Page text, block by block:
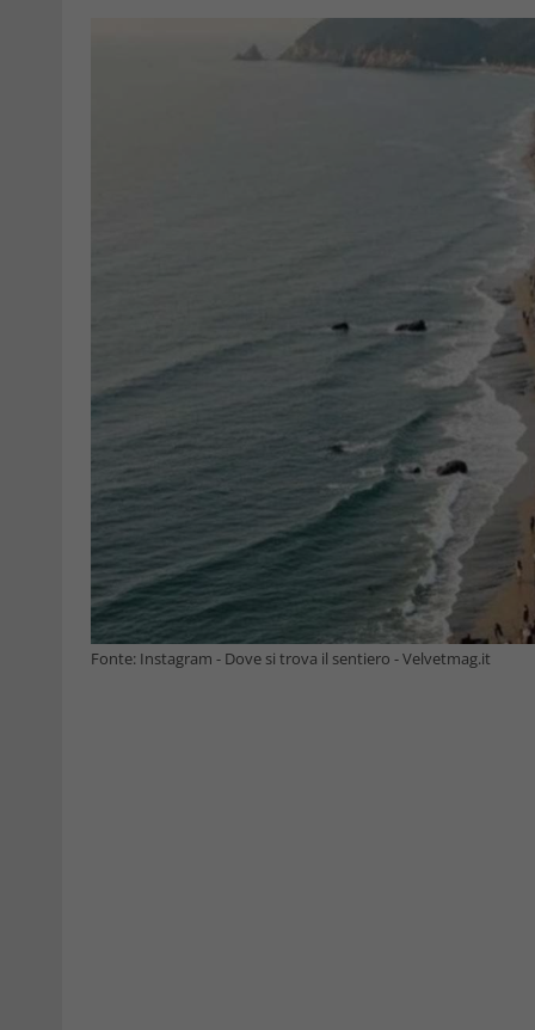
Fonte: Instagram - Dove si trova il sentiero - Velvetmag.it